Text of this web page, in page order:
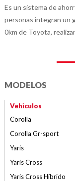
Es un sistema de
personas integran un
0km de Toyota,
MODELOS
Vehiculos
Corolla
Corolla Gr-sport
Yaris
Yaris Cross
Yaris Cross Híbrido